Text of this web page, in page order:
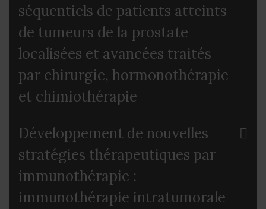
séquentiels de patients atteints
de tumeurs de la prostate
localisées et avancées traités
par chirurgie, hormonothérapie
et chimiothérapie
Développement de nouvelles
stratégies thérapeutiques par
immunothérapie :
immunothérapie intratumorale